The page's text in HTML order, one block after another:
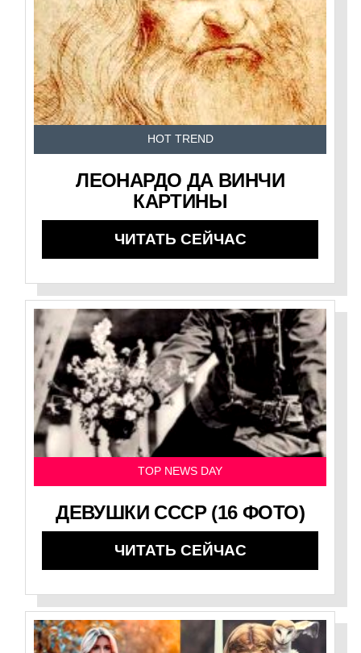
HOT TREND
ЛЕОНАРДО ДА ВИНЧИ
КАРТИНЫ
ЧИТАТЬ СЕЙЧАС
TOP NEWS DAY
ДЕВУШКИ СССР (16 ФОТО)
ЧИТАТЬ СЕЙЧАС